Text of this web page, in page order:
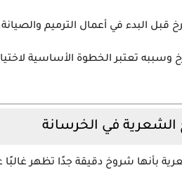
البدء في أعمال الترميم
وسببه تعتبر الخطوة الأساسية
الشعرية في الخرسانة
بأنها شروخ دقيقة جدًا تظهر